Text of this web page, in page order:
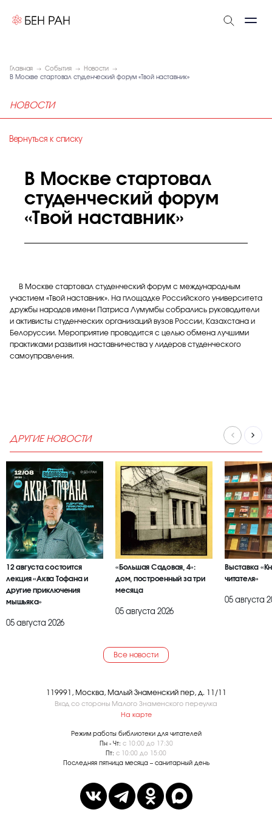
Главная События
Новости
В Москве стартовал студенческий форум «Твой наставник»
НОВОСТИ
Вернуться к списку
В Москве стартовал
студенческий форум
«Твой наставник»
В Москве стартовал студенческий форум с международным
участием «Твой наставник». На площадке Российского университета
дружбы народов имени Патриса Лумумбы собрались руководители
и активисты студенческих организаций вузов России, Казахстана и
Белоруссии. Мероприятие проводится с целью обмена лучшими
практиками развития наставничества у лидеров студенческого
самоуправления.
ДРУГИЕ НОВОСТИ
12 августа состоится
лекция «Аква Тофана и
другие приключения
мышьяка»
05 августа 2026
«Большая Садовая, 4»:
дом, построенный за три
месяца
05 августа 2026
Выставка
читателя»
05 августа
Все новости
119991, Москва, Малый Знаменский пер, д. 11/11
Вход со стороны Малого Знаменского переулка
На карте
Режим работы библиотеки для читателей
Пн - Чт: с 10:00 до 17:30
Пт: с 10:00 до 15:00
Последняя пятница месяца – санитарный день